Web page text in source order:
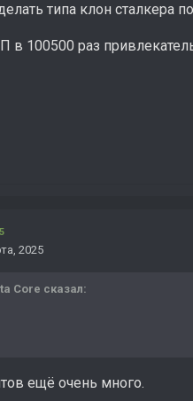
типа клон сталкера
в 100500 раз
2025
Core сказал:
ещё очень много.